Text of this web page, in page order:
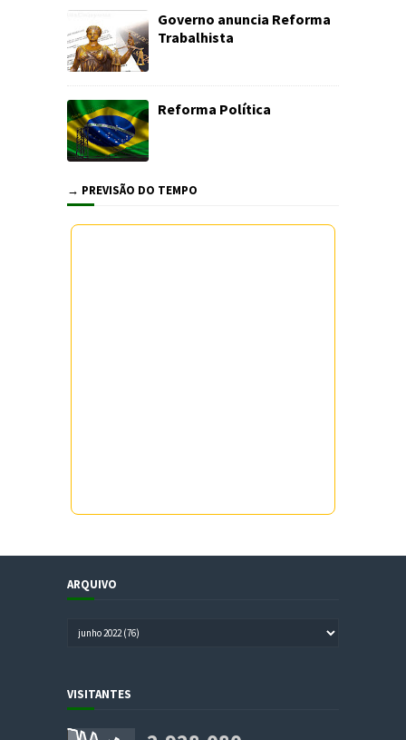
Governo anuncia Reforma
Trabalhista
Reforma Política
→ PREVISÃO DO TEMPO
ARQUIVO
VISITANTES